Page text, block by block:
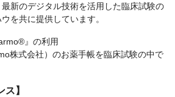
新のデジタル技術を活用した臨床試験の
を共に提供しています。
』の利用
株式会社）のお薬手帳を臨床試験の中で
ス】